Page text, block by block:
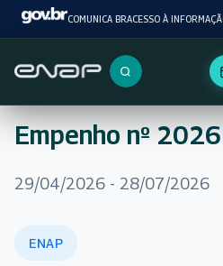
COMUNICA BRACESSO À
Buscar no
Empenho nº
29/04/2026 - 28/07/2026
ENAP